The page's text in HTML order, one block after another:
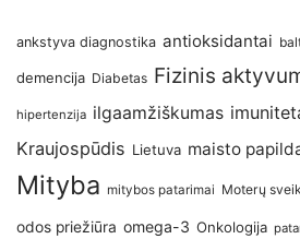
ankstyva diagnostika antioksidantai
demencija Diabetas Fizinis
hipertenzija ilgaamžiškumas
Kraujospūdis Lietuva maisto
Mityba mitybos patarimai Moterų
odos priežiūra omega-3 Onkologija